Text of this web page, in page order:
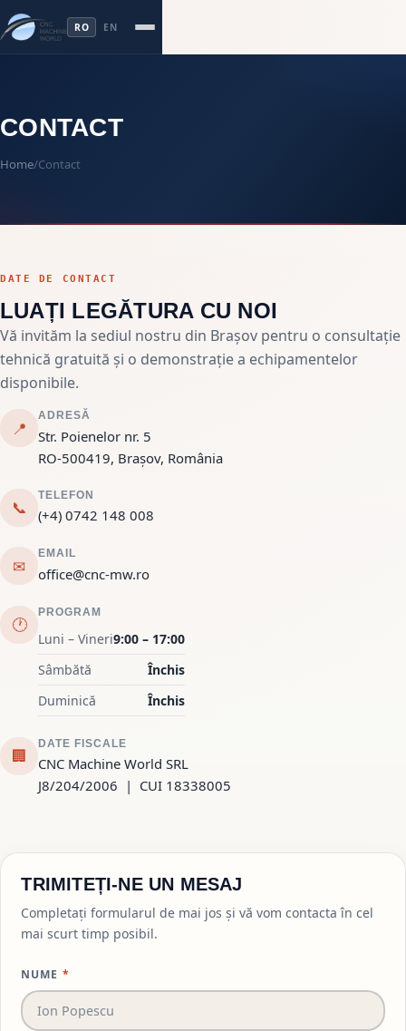
RO EN
CONTACT
Home/Contact
DATE DE CONTACT
LUAȚI LEGĂTURA CU NOI
Vă invităm la sediul nostru din Brașov pentru o consultație
tehnică gratuită și o demonstrație a echipamentelor
disponibile.
📍
ADRESĂ
Str. Poienelor nr. 5
RO-500419, Brașov, România
📞
TELEFON
(+4) 0742 148 008
✉
EMAIL
office@cnc-mw.ro
🕐
PROGRAM
Luni – Vineri9:00 – 17:00
Sâmbătă
Închis
Duminică
Închis
🏢
DATE FISCALE
CNC Machine World SRL
J8/204/2006 | CUI 18338005
TRIMITEȚI-NE UN MESAJ
Completați formularul de mai jos și vă vom contacta în cel
mai scurt timp posibil.
NUME *